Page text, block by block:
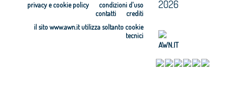
condizioni d'uso
privacy e cookie policy
crediti
contatti
il sito www.awn.it utilizza soltanto cookie
tecnici
2026
AWN.IT